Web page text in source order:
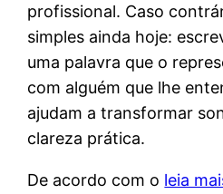
profissional. Caso
simples ainda hoje:
uma palavra que o
com alguém que lhe
ajudam a transformar
clareza prática.
De acordo com o leia